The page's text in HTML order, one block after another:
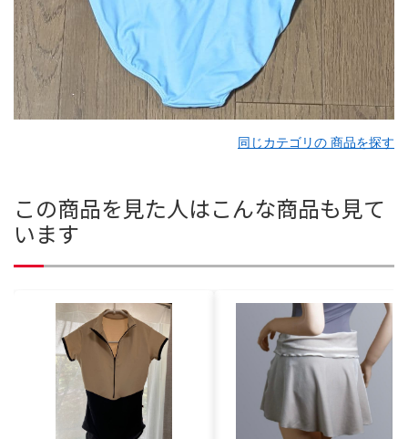
同じカテゴリの 商品を探す
この商品を見た人はこんな商品も見て
います